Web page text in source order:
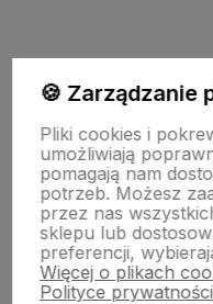
Pomoc
Moje konto
Płatności i
🍪 Zarządzanie
Pliki cookies i
umożliwiają
pomagają nam
potrzeb. Możesz
przez nas
sklepu lub
preferencji,
Więcej o plikach
Polityce